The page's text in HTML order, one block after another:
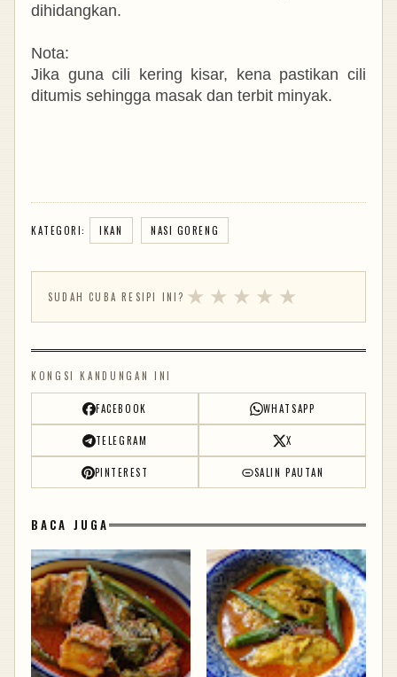
dihidangkan.
Nota:
Jika guna cili kering kisar, kena pastikan cili
ditumis sehingga masak dan terbit minyak.
KATEGORI: IKAN NASI GORENG
SUDAH CUBA RESIPI INI? ★ ★ ★ ★ ★
KONGSI KANDUNGAN INI
FACEBOOK WHATSAPP
TELEGRAM X
PINTEREST SALIN PAUTAN
BACA JUGA